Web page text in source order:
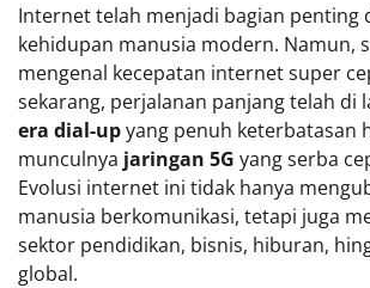
Internet telah menjadi bagian penting
kehidupan manusia modern. Namun,
mengenal kecepatan internet super
sekarang, perjalanan panjang telah di
era dial-upyang penuh keterbatasan
munculnya jaringan 5G yang serba
Evolusi internet ini tidak hanya
manusia berkomunikasi, tetapi juga
sektor pendidikan, bisnis, hiburan,
global.